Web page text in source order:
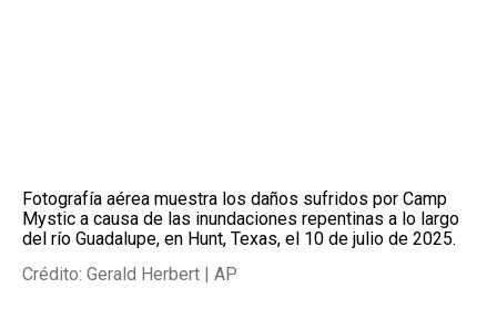
Fotografía aérea muestra los daños sufridos por Camp
Mystic a causa de las inundaciones repentinas a lo largo
del río Guadalupe, en Hunt, Texas, el 10 de julio de 2025.
Crédito: Gerald Herbert | AP